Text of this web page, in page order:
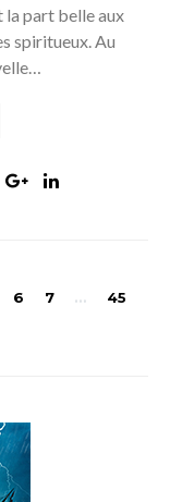
part belle aux
spiritueux. Au
6 7 …
45